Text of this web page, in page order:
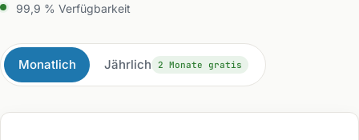
99,9 % Verfügbarkeit
Monatlich Jährlich 2 Monate gratis